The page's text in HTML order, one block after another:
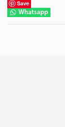
Save
Whatsapp